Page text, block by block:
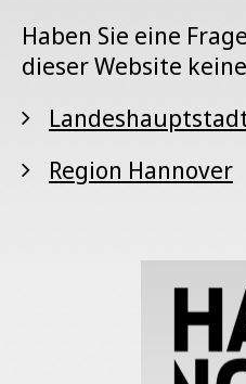
Haben Sie eine
dieser Website
Region Hannover